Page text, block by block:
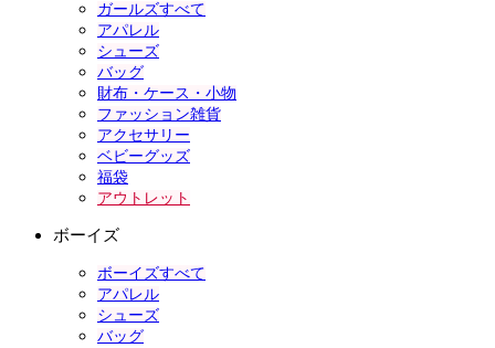
ガールズすべて
アパレル
シューズ
バッグ
財布・ケース・小物
ファッション雑貨
アクセサリー
ベビーグッズ
福袋
アウトレット
ボーイズ
ボーイズすべて
アパレル
シューズ
バッグ